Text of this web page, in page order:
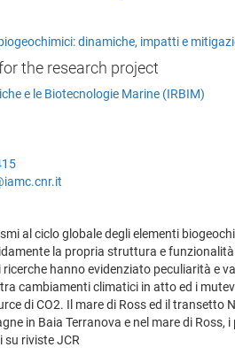
dinamiche, impatti e
the research project
e le Biotecnologie Marine (IRBIM)
al ciclo globale degli elementi
la propria struttura e
hanno evidenziato peculiarità e
cambiamenti climatici in atto ed i
di CO2. Il mare di Ross ed il
in Baia Terranova e nel mare di
riviste JCR